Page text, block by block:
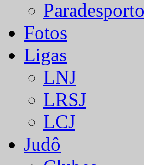
Paradesporto
Fotos
Ligas
LNJ
LRSJ
LCJ
Judô